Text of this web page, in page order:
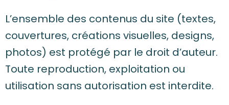
L’ensemble des contenus du site (textes,
couvertures, créations visuelles, designs,
photos) est protégé par le droit d’auteur.
Toute reproduction, exploitation ou
utilisation sans autorisation est interdite.